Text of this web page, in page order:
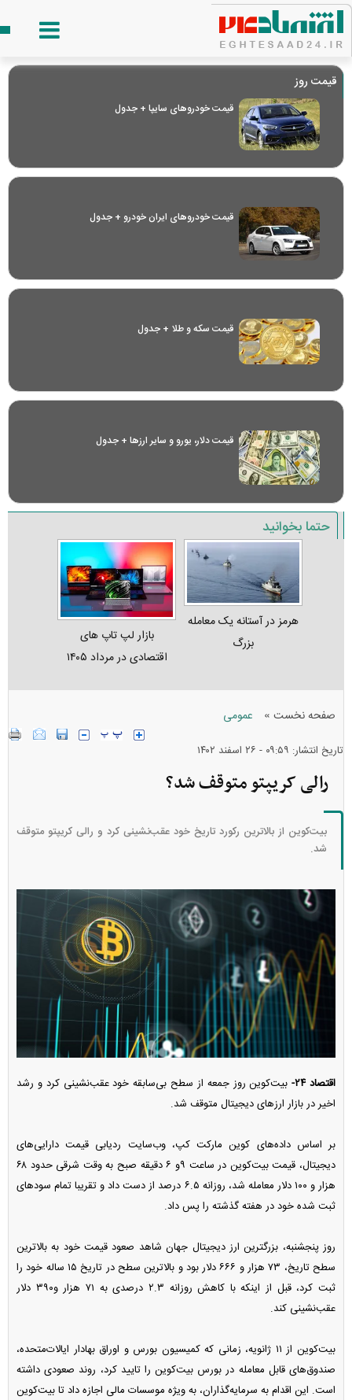
قیمت روز
قیمت خودرو‌های سایپا + جدول
قیمت خودرو‌های ایران خودرو + جدول
قیمت سکه و طلا + جدول
قیمت دلار، یورو و سایر ارز‌ها + جدول
حتما بخوانید
هرمز در آستانه یک معامله
بزرگ
بازار لپ‌ تاپ‌ های
اقتصادی در مرداد ۱۴۰۵
صفحه نخست » عمومی
تاریخ انتشار: ۰۹:۵۹ - ۲۶ اسفند ۱۴۰۲
رالی کریپتو متوقف شد؟
بیت‌کوین از بالاترین رکورد تاریخ خود عقب‌نشینی کرد و رالی کریپتو متوقف
شد.
اقتصاد ۲۴-
بیت‌کوین روز جمعه از سطح بی‌سابقه خود عقب‌نشینی کرد و رشد
اخیر در بازار ارز‌های دیجیتال متوقف شد.
بر اساس داده‌های کوین مارکت کپ، وب‌سایت ردیابی قیمت دارایی‌های
دیجیتال، قیمت بیت‌کوین در ساعت ۹و ۶ دقیقه صبح به وقت شرقی حدود ۶۸
هزار و ۱۰۰ دلار معامله شد، روزانه ۶.۵ درصد از دست داد و تقریبا تمام سود‌های
ثبت شده خود در هفته گذشته را پس داد.
روز پنجشنبه، بزرگترین ارز دیجیتال جهان شاهد صعود قیمت خود به بالاترین
سطح تاریخ، ۷۳ هزار و ۶۶۶ دلار بود و بالاترین سطح در تاریخ ۱۵ ساله خود را
ثبت کرد، قبل از اینکه با کاهش روزانه ۲.۳ درصدی به ۷۱ هزار و۳۹۰ دلار
عقب‌نشینی کند.
بیت‌کوین از ۱۱ ژانویه، زمانی که کمیسیون بورس و اوراق بهادار ایالات‌متحده،
صندوق‌های قابل معامله در بورس بیت‌کوین را تایید کرد، روند صعودی داشته
است. این اقدام به سرمایه‌گذاران، به ویژه موسسات مالی اجازه داد تا بیت‌کوین